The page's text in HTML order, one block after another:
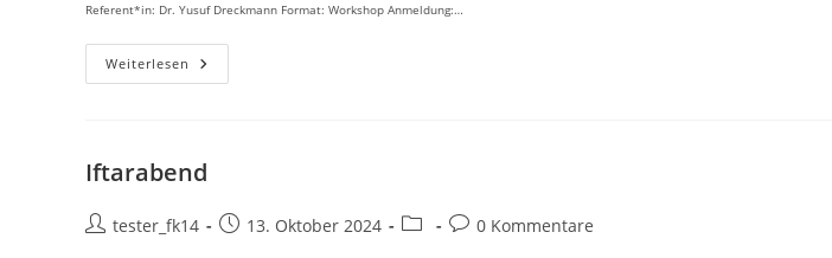
Referent*in: Dr. Yusuf Dreckmann Format: Workshop Anmeldung:…
Weiterlesen Vorbereitung
Auf
Iftarabend
Beitrags-
tester_fk14
Beitrag13. Oktober 2024
Beitrags-Beitrags-
0 Kommentare